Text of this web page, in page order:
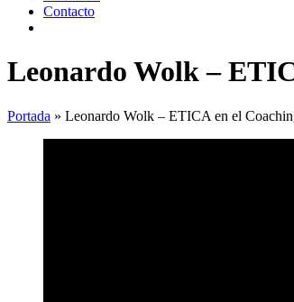
Contacto
Leonardo Wolk –
Portada » Leonardo Wolk – ETICA en el